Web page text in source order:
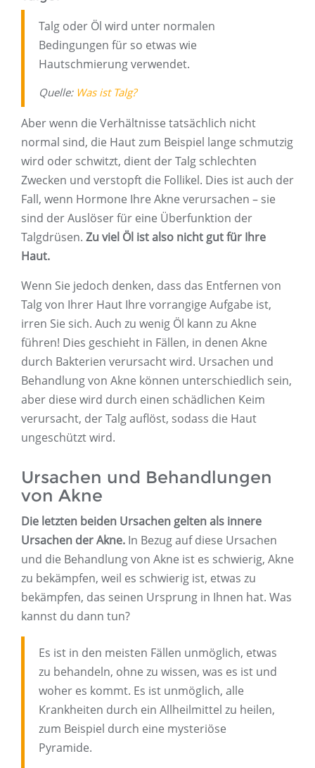
Talg oder Öl wird unter normalen
Bedingungen für so etwas wie
Hautschmierung verwendet.
Quelle: Was ist Talg?
Aber wenn die Verhältnisse tatsächlich nicht
normal sind, die Haut zum Beispiel lange schmutzig
wird oder schwitzt, dient der Talg schlechten
Zwecken und verstopft die Follikel. Dies ist auch der
Fall, wenn Hormone Ihre Akne verursachen – sie
sind der Auslöser für eine Überfunktion der
Talgdrüsen. Zu viel Öl ist also nicht gut für Ihre
Haut.
Wenn Sie jedoch denken, dass das Entfernen von
Talg von Ihrer Haut Ihre vorrangige Aufgabe ist,
irren Sie sich. Auch zu wenig Öl kann zu Akne
führen! Dies geschieht in Fällen, in denen Akne
durch Bakterien verursacht wird. Ursachen und
Behandlung von Akne können unterschiedlich sein,
aber diese wird durch einen schädlichen Keim
verursacht, der Talg auflöst, sodass die Haut
ungeschützt wird.
Ursachen und Behandlungen
von Akne
Die letzten beiden Ursachen gelten als innere
Ursachen der Akne. In Bezug auf diese Ursachen
und die Behandlung von Akne ist es schwierig, Akne
zu bekämpfen, weil es schwierig ist, etwas zu
bekämpfen, das seinen Ursprung in Ihnen hat. Was
kannst du dann tun?
Es ist in den meisten Fällen unmöglich, etwas
zu behandeln, ohne zu wissen, was es ist und
woher es kommt. Es ist unmöglich, alle
Krankheiten durch ein Allheilmittel zu heilen,
zum Beispiel durch eine mysteriöse
Pyramide.